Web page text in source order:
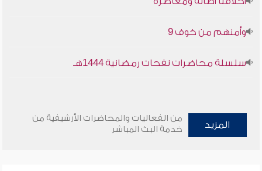
وأمنهم من خوف 9
سلسلة محاضرات نفحات رمضانية 1444هـ
المزيد
من الفعاليات والمحاضرات الأرشيفية من
خدمة البث المباشر